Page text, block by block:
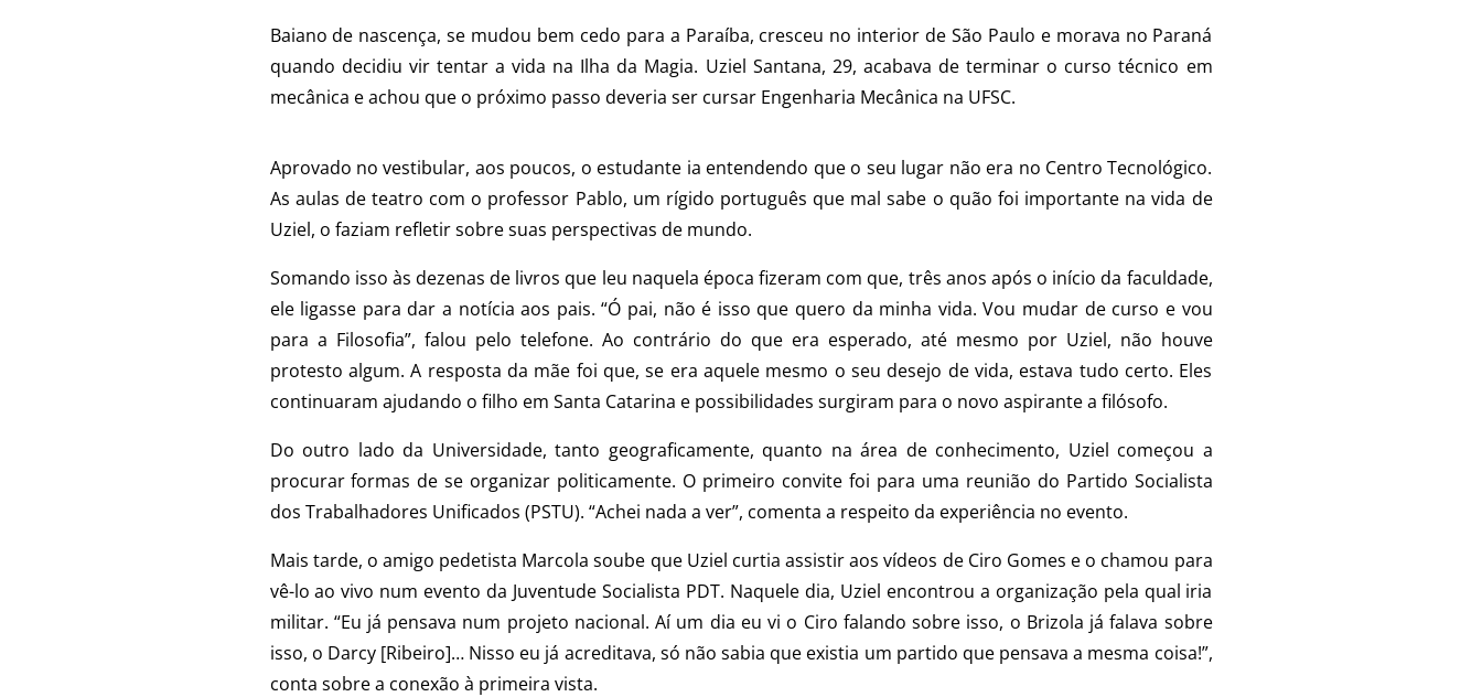
Baiano de nascença, se mudou bem cedo para a Paraíba, cresceu no interior de São Paulo e morava no Paraná
quando decidiu vir tentar a vida na Ilha da Magia. Uziel Santana, 29, acabava de terminar o curso técnico em
mecânica e achou que o próximo passo deveria ser cursar Engenharia Mecânica na UFSC.
Aprovado no vestibular, aos poucos, o estudante ia entendendo que o seu lugar não era no Centro Tecnológico.
As aulas de teatro com o professor Pablo, um rígido português que mal sabe o quão foi importante na vida de
Uziel, o faziam refletir sobre suas perspectivas de mundo.
Somando isso às dezenas de livros que leu naquela época fizeram com que, três anos após o início da faculdade,
ele ligasse para dar a notícia aos pais. “Ó pai, não é isso que quero da minha vida. Vou mudar de curso e vou
para a Filosofia”, falou pelo telefone. Ao contrário do que era esperado, até mesmo por Uziel, não houve
protesto algum. A resposta da mãe foi que, se era aquele mesmo o seu desejo de vida, estava tudo certo. Eles
continuaram ajudando o filho em Santa Catarina e possibilidades surgiram para o novo aspirante a filósofo.
Do outro lado da Universidade, tanto geograficamente, quanto na área de conhecimento, Uziel começou a
procurar formas de se organizar politicamente. O primeiro convite foi para uma reunião do Partido Socialista
dos Trabalhadores Unificados (PSTU). “Achei nada a ver”, comenta a respeito da experiência no evento.
Mais tarde, o amigo pedetista Marcola soube que Uziel curtia assistir aos vídeos de Ciro Gomes e o chamou para
vê-lo ao vivo num evento da Juventude Socialista PDT. Naquele dia, Uziel encontrou a organização pela qual iria
militar. “Eu já pensava num projeto nacional. Aí um dia eu vi o Ciro falando sobre isso, o Brizola já falava sobre
isso, o Darcy [Ribeiro]… Nisso eu já acreditava, só não sabia que existia um partido que pensava a mesma coisa!”,
conta sobre a conexão à primeira vista.